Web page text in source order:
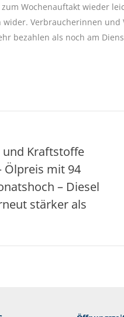
Wochenauftakt wieder
Verbraucherinnen
bezahlen als noch am
und Kraftstoffe
Ölpreis mit 94
– Diesel
stärker als